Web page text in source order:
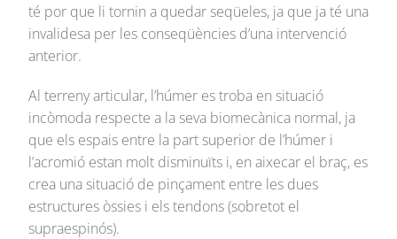
té por que li tornin a quedar seqüeles, ja que ja té una
invalidesa per les conseqüències d’una intervenció
anterior.
Al terreny articular, l’húmer es troba en situació
incòmoda respecte a la seva biomecànica normal, ja
que els espais entre la part superior de l’húmer i
l’acromió estan molt disminuïts i, en aixecar el braç, es
crea una situació de pinçament entre les dues
estructures òssies i els tendons (sobretot el
supraespinós).